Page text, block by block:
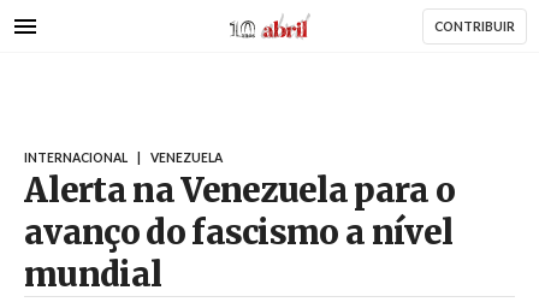
para
AbrilAbril CONTRIBUIR
INTERNACIONAL VENEZUELA
Alerta na Venezuela para o
avanço do fascismo a nível
mundial